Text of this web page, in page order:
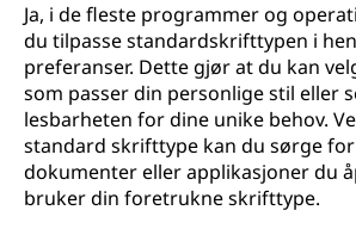
Ja, i de fleste programmer og
du tilpasse standardskrifttypen i
preferanser. Dette gjør at du kan
som passer din personlige stil eller
lesbarheten for dine unike behov.
standard skrifttype kan du sørge
dokumenter eller applikasjoner du
bruker din foretrukne skrifttype.